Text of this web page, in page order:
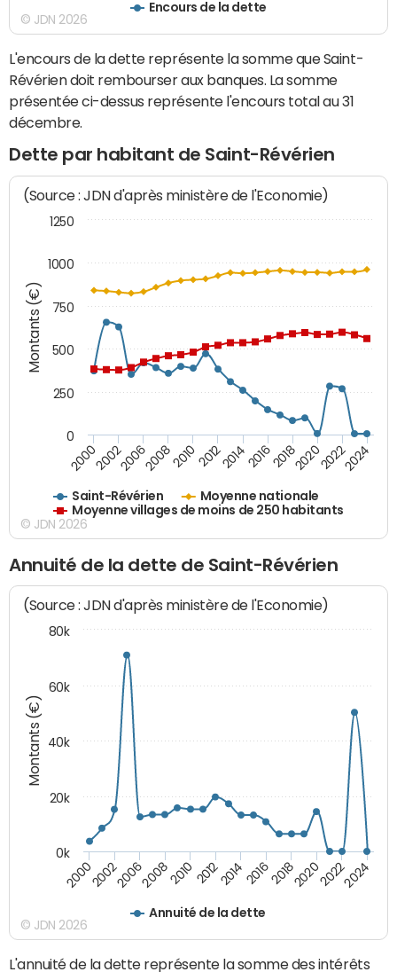
Encours de la dette
© JDN 2026
L'encours de la dette représente la somme que Saint-
Révérien doit rembourser aux banques. La somme
présentée ci-dessus représente l'encours total au 31
décembre.
Dette par habitant de Saint-Révérien
Montants (€)
(Source : JDN d'après ministère de l'Economie)
Saint-Révérien
Moyenne nationale
Moyenne villages de moins de 250 habitants
200020022006200820102012201420162018202020222024
0
250
500
750
1000
1250
© JDN 2026
Annuité de la dette de Saint-Révérien
Montants (€)
(Source : JDN d'après ministère de l'Economie)
Annuité de la dette
20002002200620082010 2012201420162018202020222024
0k
20k
40k
60k
80k
© JDN 2026
L'annuité de la dette représente la somme des intérêts